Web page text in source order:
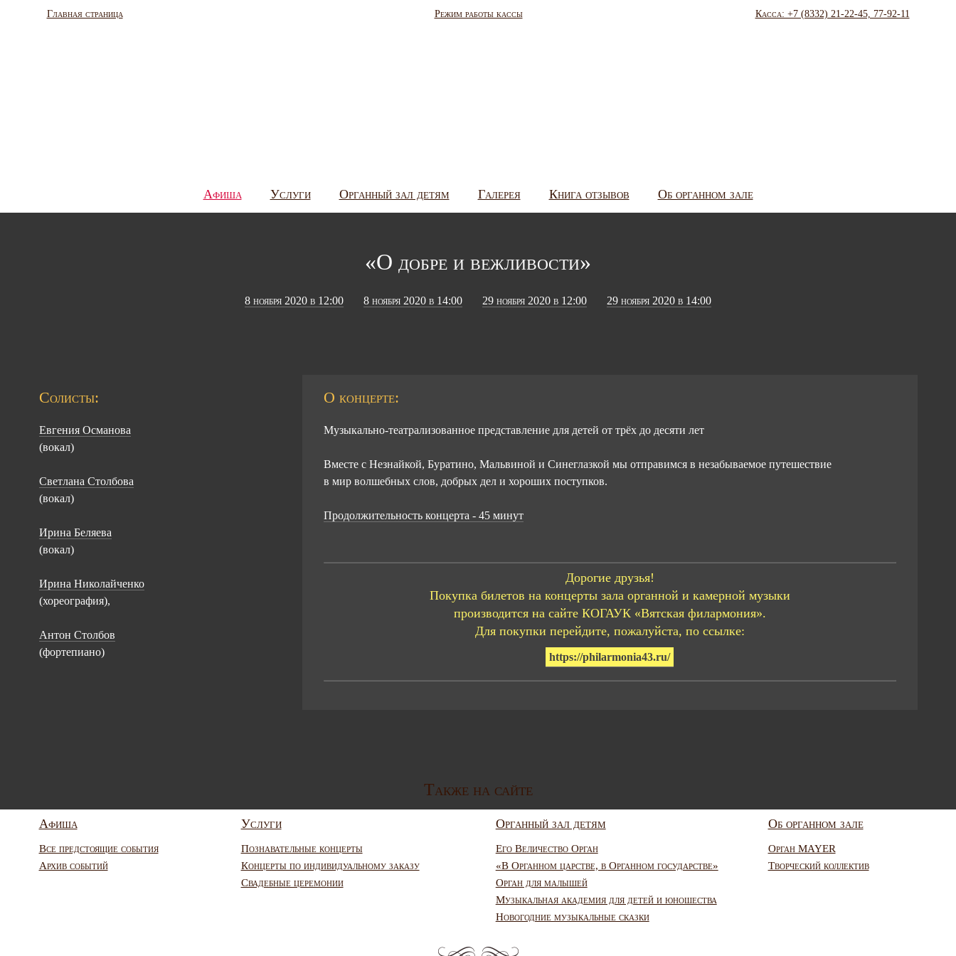
Главная страница Режим работы кассы Касса: +7 (8332) 21-22-45, 77-92-11
Афиша Услуги Органный зал детям Галерея Книга отзывов Об органном зале
«О добре и вежливости»
8 ноября 2020 в 12:00 8 ноября 2020 в 14:00 29 ноября 2020 в 12:00 29 ноября 2020 в 14:00
Солисты:
Евгения Османова
(вокал)
Светлана Столбова
(вокал)
Ирина Беляева
(вокал)
Ирина Николайченко
(хореография),
Антон Столбов
(фортепиано)
О концерте:
Музыкально-театрализованное представление для детей от трёх до десяти лет
Вместе с Незнайкой, Буратино, Мальвиной и Синеглазкой мы отправимся в незабываемое путешествие
в мир волшебных слов, добрых дел и хороших поступков.
Продолжительность концерта - 45 минут
Дорогие друзья!
Покупка билетов на концерты зала органной и камерной музыки
производится на сайте КОГАУК «Вятская филармония».
Для покупки перейдите, пожалуйста, по ссылке:
https://philarmonia43.ru/
Также на сайте
Афиша
Все предстоящие события
Архив событий
Услуги
Познавательные концерты
Концерты по индивидуальному заказу
Свадебные церемонии
Органный зал детям
Его Величество Орган
«В Органном царстве, в Органном государстве»
Орган для малышей
Музыкальная академия для детей и юношества
Новогодние музыкальные сказки
Об органном зале
Орган MAYER
Творческий коллектив